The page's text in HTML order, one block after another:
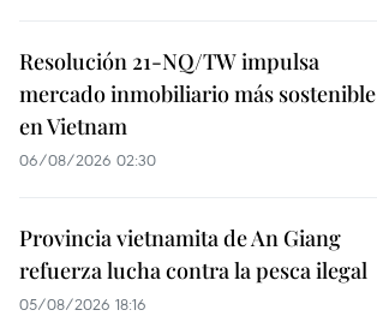
Resolución 21-NQ/TW impulsa
mercado inmobiliario más sostenible
en Vietnam
06/08/2026 02:30
Provincia vietnamita de An Giang
refuerza lucha contra la pesca ilegal
05/08/2026 18:16